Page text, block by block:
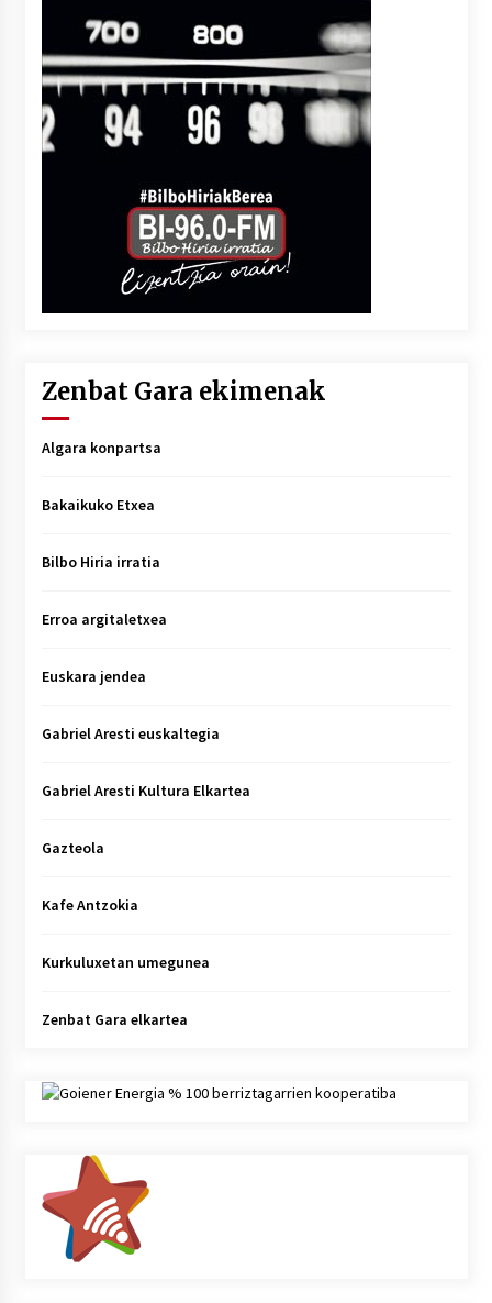
Zenbat Gara ekimenak
Algara konpartsa
Bakaikuko Etxea
Bilbo Hiria irratia
Erroa argitaletxea
Euskara jendea
Gabriel Aresti euskaltegia
Gabriel Aresti Kultura Elkartea
Gazteola
Kafe Antzokia
Kurkuluxetan umegunea
Zenbat Gara elkartea